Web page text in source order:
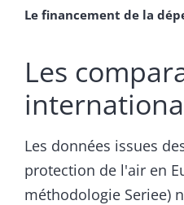
Le financement de la
Les
Les données issues
protection de l'air en
méthodologie Seriee)